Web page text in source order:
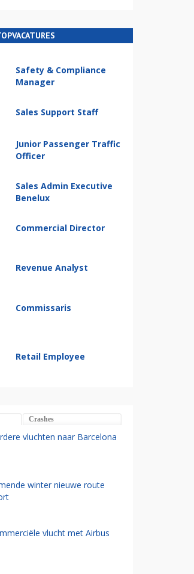
Safety & Compliance
Manager
Sales Support Staff
Junior Passenger Traffic
Officer
Sales Admin Executive
Benelux
Commercial Director
Revenue Analyst
Commissaris
Retail Employee
Crashes
vluchten naar Barcelona
winter nieuwe route
vlucht met Airbus